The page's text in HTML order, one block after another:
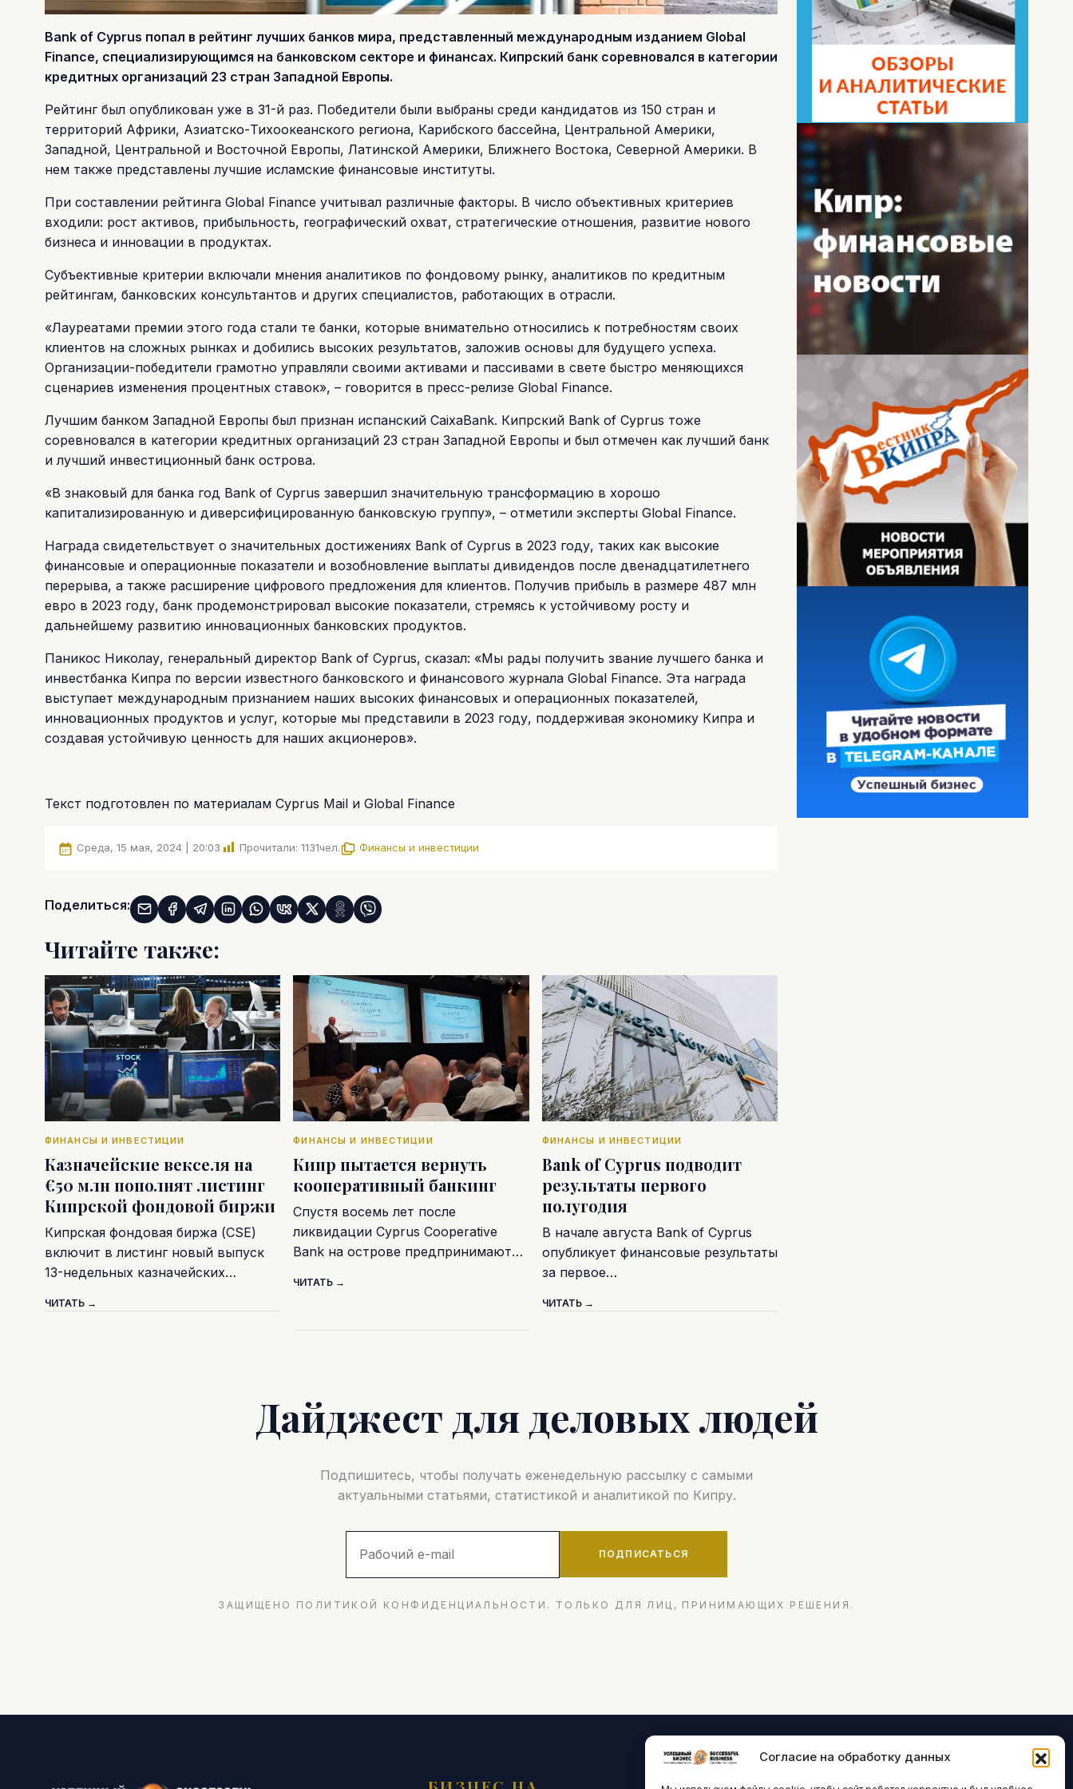
Согласие на обработку данных
Bank of Cyprus попал в рейтинг лучших банков мира, представленный международным изданием Global
Finance, специализирующимся на банковском секторе и финансах. Кипрский банк соревновался в категории
кредитных организаций 23 стран Западной Европы.
Рейтинг был опубликован уже в 31-й раз. Победители были выбраны среди кандидатов из 150 стран и
территорий Африки, Азиатско-Тихоокеанского региона, Карибского бассейна, Центральной Америки,
Западной, Центральной и Восточной Европы, Латинской Америки, Ближнего Востока, Северной Америки. В
нем также представлены лучшие исламские финансовые институты.
При составлении рейтинга Global Finance учитывал различные факторы. В число объективных критериев
входили: рост активов, прибыльность, географический охват, стратегические отношения, развитие нового
бизнеса и инновации в продуктах.
Субъективные критерии включали мнения аналитиков по фондовому рынку, аналитиков по кредитным
рейтингам, банковских консультантов и других специалистов, работающих в отрасли.
«Лауреатами премии этого года стали те банки, которые внимательно относились к потребностям своих
клиентов на сложных рынках и добились высоких результатов, заложив основы для будущего успеха.
Организации-победители грамотно управляли своими активами и пассивами в свете быстро меняющихся
сценариев изменения процентных ставок», – говорится в пресс-релизе Global Finance.
Лучшим банком Западной Европы был признан испанский CaixaBank. Кипрский Bank of Cyprus тоже
соревновался в категории кредитных организаций 23 стран Западной Европы и был отмечен как лучший банк
и лучший инвестиционный банк острова.
«В знаковый для банка год Bank of Cyprus завершил значительную трансформацию в хорошо
капитализированную и диверсифицированную банковскую группу», – отметили эксперты Global Finance.
Награда свидетельствует о значительных достижениях Bank of Cyprus в 2023 году, таких как высокие
финансовые и операционные показатели и возобновление выплаты дивидендов после двенадцатилетнего
перерыва, а также расширение цифрового предложения для клиентов. Получив прибыль в размере 487 млн
евро в 2023 году, банк продемонстрировал высокие показатели, стремясь к устойчивому росту и
дальнейшему развитию инновационных банковских продуктов.
Паникос Николау, генеральный директор Bank of Cyprus, сказал: «Мы рады получить звание лучшего банка и
инвестбанка Кипра по версии известного банковского и финансового журнала Global Finance. Эта награда
выступает международным признанием наших высоких финансовых и операционных показателей,
инновационных продуктов и услуг, которые мы представили в 2023 году, поддерживая экономику Кипра и
создавая устойчивую ценность для наших акционеров».
Текст подготовлен по материалам Cyprus Mail и Global Finance
Среда, 15 мая, 2024 | 20:03 Прочитали: 1131чел. Финансы и инвестиции
Поделиться:
Читайте также:
ФИНАНСЫ И ИНВЕСТИЦИИ
Казначейские векселя на
€50 млн пополнят листинг
Кипрской фондовой биржи
Кипрская фондовая биржа (CSE)
включит в листинг новый выпуск
13-недельных казначейских…
ЧИТАТЬ →
ФИНАНСЫ И ИНВЕСТИЦИИ
Кипр пытается вернуть
кооперативный банкинг
Спустя восемь лет после
ликвидации Cyprus Cooperative
Bank на острове предпринимают…
ЧИТАТЬ →
ФИНАНСЫ И ИНВЕСТИЦИИ
Bank of Cyprus подводит
результаты первого
полугодия
В начале августа Bank of Cyprus
опубликует финансовые результаты
за первое…
ЧИТАТЬ →
Дайджест для деловых людей
Подпишитесь, чтобы получать еженедельную рассылку с самыми
актуальными статьями, статистикой и аналитикой по Кипру.
ПОДПИСАТЬСЯ
ЗАЩИЩЕНО ПОЛИТИКОЙ КОНФИДЕНЦИАЛЬНОСТИ. ТОЛЬКО ДЛЯ ЛИЦ, ПРИНИМАЮЩИХ РЕШЕНИЯ.